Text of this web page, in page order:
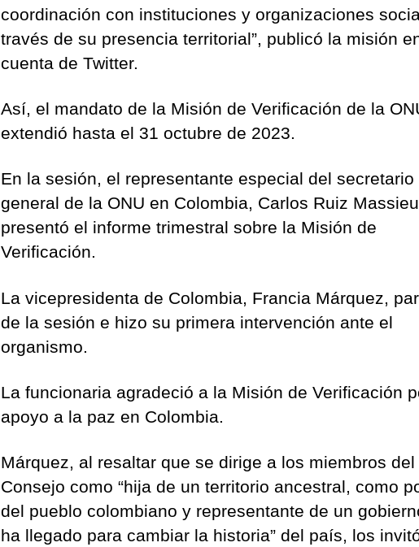
coordinación con instituciones y organizaciones
través de su presencia territorial”, publicó la misión
cuenta de Twitter.
Así, el mandato de la Misión de Verificación de la
extendió hasta el 31 octubre de 2023.
En la sesión, el representante especial del secretario
general de la ONU en Colombia, Carlos Ruiz
presentó el informe trimestral sobre la Misión de
Verificación.
La vicepresidenta de Colombia, Francia Márquez,
de la sesión e hizo su primera intervención ante el
organismo.
La funcionaria agradeció a la Misión de Verificación
apoyo a la paz en Colombia.
Márquez, al resaltar que se dirige a los miembros del
Consejo como “hija de un territorio ancestral, como
del pueblo colombiano y representante de un
ha llegado para cambiar la historia” del país, los